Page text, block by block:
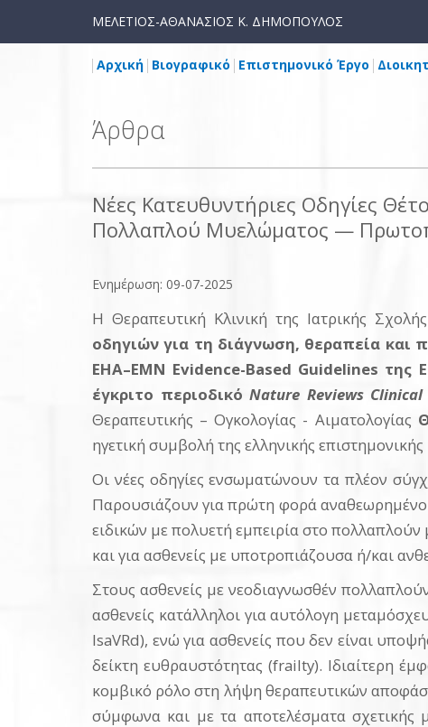
ΜΕΛΕΤΙΟΣ-ΑΘΑΝΑΣΙΟΣ Κ. ΔΗΜΟΠΟΥΛΟΣ
Αρχική Βιογραφικό Επιστημονικό Έργο
Άρθρα
Νέες Κατευθυντήριες Οδηγίες
Πολλαπλού Μυελώματος —
Ενημέρωση: 09-07-2025
Η Θεραπευτική Κλινική της Ιατρικής
οδηγιών για τη διάγνωση, θεραπεία
EHA–EMN Evidence-Based Guidelines της
έγκριτο περιοδικόNature Reviews Clinical
Θεραπευτικής – Ογκολογίας - Αιματολογίας
ηγετική συμβολή της ελληνικής
Οι νέες οδηγίες ενσωματώνουν τα πλέον
Παρουσιάζουν για πρώτη φορά
ειδικών με πολυετή εμπειρία στο πολλαπλούν
και για ασθενείς με υποτροπιάζουσα ή/και
Στους ασθενείς με νεοδιαγνωσθέν
ασθενείς κατάλληλοι για αυτόλογη
IsaVRd), ενώ για ασθενείς που δεν είναι
δείκτη ευθραυστότητας (frailty). Ιδιαίτερη
κομβικό ρόλο στη λήψη θεραπευτικών
σύμφωνα και με τα αποτελέσματα σχετικής